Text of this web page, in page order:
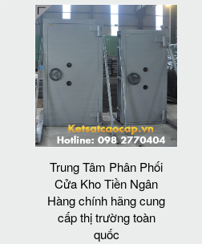
Trung Tâm Phân Phối
Cửa Kho Tiền Ngân
Hàng chính hãng cung
cấp thị trường toàn
quốc